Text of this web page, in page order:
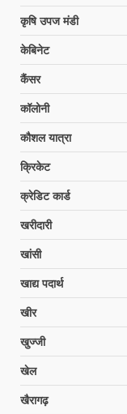
कृषि उपज मंडी
केबिनेट
कैंसर
कॉलोनी
कौशल यात्रा
क्रिकेट
क्रेडिट कार्ड
खरीदारी
खांसी
खाद्य पदार्थ
खीर
खुज्जी
खेल
खैरागढ़